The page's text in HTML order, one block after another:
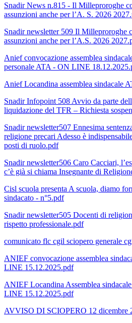
Snadir News n.815 - Il Milleproroghe
assunzioni anche per l’A. S. 2026
Snadir newsletter 509 Il Milleproroghe
assunzioni anche per l’A.S. 2026
Anief convocazione assemblea
personale ATA - ON LINE
Anief Locandina assemblea sindacale
Snadir Infopoint 508 Avvio da parte
liquidazione del TFR – Richiesta
Snadir newsletter507 Ennesima
religione precari Adesso è
posti di ruolo.pdf
Snadir newsletter506 Caro Cacciari,
c’è già si chiama Insegnante di
Cisl scuola presenta A scuola, diamo
sindacato - n°5.pdf
Snadir newsletter505 Docenti di
rispetto professionale.pdf
comunicato flc cgil sciopero generale
ANIEF convocazione assemblea
LINE 15.12.2025.pdf
ANIEF Locandina Assemblea
LINE 15.12.2025.pdf
AVVISO DI SCIOPERO 12 dicembre